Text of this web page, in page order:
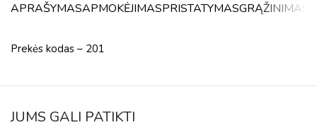
APRAŠYMASAPMOKĖJIMASPRISTATYMASGRĄŽINIMAS
Prekės kodas – 201
JUMS GALI PATIKTI